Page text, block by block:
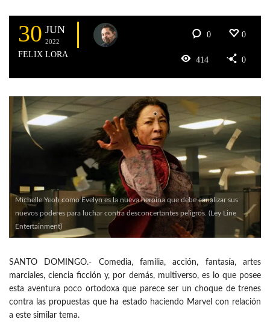
30 JUN
2022
FELIX LORA
0 0
414 0
Michelle Yeoh como Evelyn es la nueva heroína que debe canalizar sus
nuevos poderes para luchar contra desconcertantes peligros. (Ley Line
Entertainment)
SANTO DOMINGO.- Comedia, familia, acción, fantasía, artes
marciales, ciencia ficción y, por demás, multiverso, es lo que posee
esta aventura poco ortodoxa que parece ser un choque de trenes
contra las propuestas que ha estado haciendo Marvel con relación
a este similar tema.